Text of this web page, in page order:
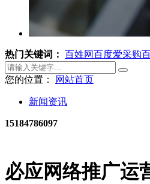
热门关键词： 百姓网百度爱采购
您的位置： 网站首页
必应网络推广运
新闻资讯
15184786097